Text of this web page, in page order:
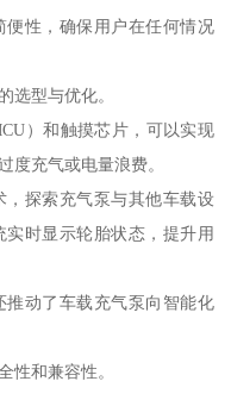
性，确保用户在任何情况
选型与优化。
）和触摸芯片，可以实现
度充气或电量浪费。
探索充气泵与其他车载设
时显示轮胎状态，提升用
动了车载充气泵向智能化
性和兼容性。